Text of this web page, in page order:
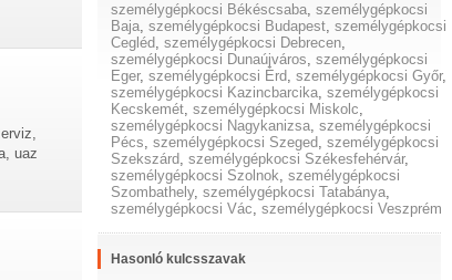
uaz
személygépkocsi Békéscsaba,személygépkocsi
Baja,személygépkocsi Budapest,személygépkocsi
Cegléd,személygépkocsi Debrecen,
személygépkocsi Dunaújváros,személygépkocsi
Eger,személygépkocsi Érd,személygépkocsi Győr,
személygépkocsi Kazincbarcika,személygépkocsi
Kecskemét,személygépkocsi Miskolc,
személygépkocsi Nagykanizsa,személygépkocsi
Pécs,személygépkocsi Szeged,személygépkocsi
Szekszárd,személygépkocsi Székesfehérvár,
személygépkocsi Szolnok,személygépkocsi
Szombathely,személygépkocsi Tatabánya,
személygépkocsi Vác,személygépkocsi Veszprém
Hasonló kulcsszavak